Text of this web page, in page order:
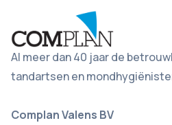
Al meer dan 40 jaar de
tandartsen en
Complan Valens BV